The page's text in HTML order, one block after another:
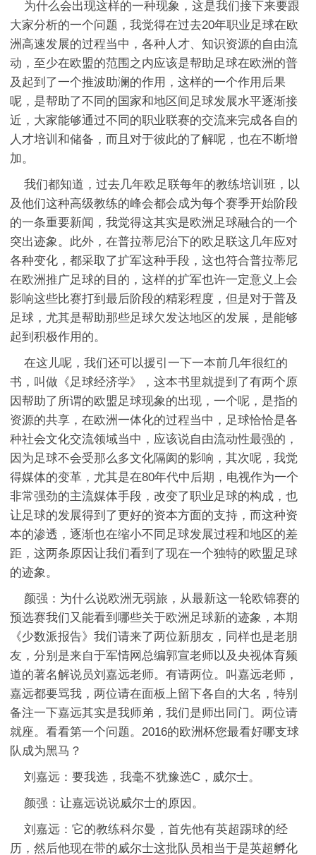
为什么会出现这样的一种现象，这是我们接下来要跟
大家分析的一个问题，我觉得在过去20年职业足球在欧
洲高速发展的过程当中，各种人才、知识资源的自由流
动，至少在欧盟的范围之内应该是帮助足球在欧洲的普
及起到了一个推波助澜的作用，这样的一个作用后果
呢，是帮助了不同的国家和地区间足球发展水平逐渐接
近，大家能够通过不同的职业联赛的交流来完成各自的
人才培训和储备，而且对于彼此的了解呢，也在不断增
加。
我们都知道，过去几年欧足联每年的教练培训班，以
及他们这种高级教练的峰会都会成为每个赛季开始阶段
的一条重要新闻，我觉得这其实是欧洲足球融合的一个
突出迹象。此外，在普拉蒂尼治下的欧足联这几年应对
各种变化，都采取了扩军这种手段，这也符合普拉蒂尼
在欧洲推广足球的目的，这样的扩军也许一定意义上会
影响这些比赛打到最后阶段的精彩程度，但是对于普及
足球，尤其是帮助那些足球欠发达地区的发展，是能够
起到积极作用的。
在这儿呢，我们还可以援引一下一本前几年很红的
书，叫做《足球经济学》，这本书里就提到了有两个原
因帮助了所谓的欧盟足球现象的出现，一个呢，是指的
资源的共享，在欧洲一体化的过程当中，足球恰恰是各
种社会文化交流领域当中，应该说自由流动性最强的，
因为足球不会受那么多文化隔阂的影响，其次呢，我觉
得媒体的变革，尤其是在80年代中后期，电视作为一个
非常强劲的主流媒体手段，改变了职业足球的构成，也
让足球的发展得到了更好的资本方面的支持，而这种资
本的渗透，逐渐也在缩小不同足球发展过程和地区的差
距，这两条原因让我们看到了现在一个独特的欧盟足球
的迹象。
颜强：为什么说欧洲无弱旅，从最新这一轮欧锦赛的
预选赛我们又能看到哪些关于欧洲足球新的迹象，本期
《少数派报告》我们请来了两位新朋友，同样也是老朋
友，分别是来自于军情网总编郭宣老师以及央视体育频
道的著名解说员刘嘉远老师。有请两位。叫嘉远老师，
嘉远都要骂我，两位请在面板上留下各自的大名，特别
备注一下嘉远其实是我师弟，我们是师出同门。两位请
就座。看看第一个问题。2016的欧洲杯您最看好哪支球
队成为黑马？
刘嘉远：要我选，我毫不犹豫选C，威尔士。
颜强：让嘉远说说威尔士的原因。
刘嘉远：它的教练科尔曼，首先他有英超踢球的经
历，然后他现在带的威尔士这批队员相当于是英超孵化